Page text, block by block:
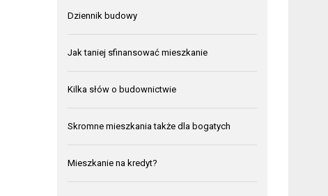
Dziennik budowy
Jak taniej sfinansować mieszkanie
Kilka słów o budownictwie
Skromne mieszkania także dla bogatych
Mieszkanie na kredyt?